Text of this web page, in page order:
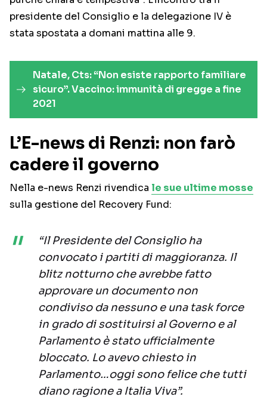
presidente del Consiglio e la delegazione IV è
stata spostata a domani mattina alle 9.
Natale, Cts: “Non esiste rapporto familiare
sicuro”. Vaccino: immunità di gregge a fine
2021
L’E-news di Renzi: non farò
cadere il governo
Nella e-news Renzi rivendica le sue ultime mosse
sulla gestione del Recovery Fund:
“Il Presidente del Consiglio ha
convocato i partiti di maggioranza. Il
blitz notturno che avrebbe fatto
approvare un documento non
condiviso da nessuno e una task force
in grado di sostituirsi al Governo e al
Parlamento è stato ufficialmente
bloccato. Lo avevo chiesto in
Parlamento…oggi sono felice che tutti
diano ragione a Italia Viva”.